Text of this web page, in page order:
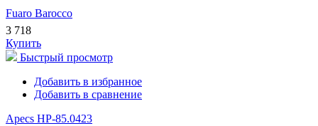
Fuaro Barocco
3 718
Купить
Быстрый просмотр
Добавить в избранное
Добавить в сравнение
Apecs HP-85.0423